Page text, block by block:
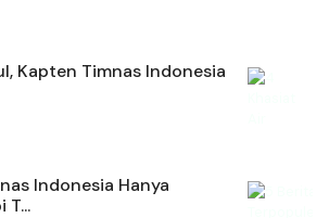
Kapten Timnas Indonesia
Indonesia Hanya
T...